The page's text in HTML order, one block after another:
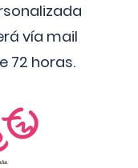
vía mail
72 horas.